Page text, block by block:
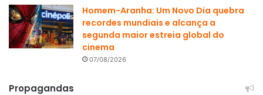
Homem-Aranha: Um Novo Dia quebra
recordes mundiais e alcança a
segunda maior estreia global do
cinema
07/08/2026
Propagandas